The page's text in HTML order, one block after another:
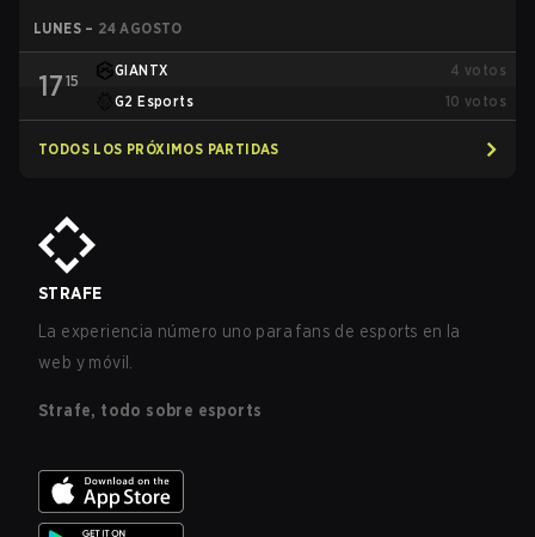
LUNES – 24 AGOSTO
17 15
GIANTX 4 votos
G2 Esports
10 votos
TODOS LOS PRÓXIMOS PARTIDAS
STRAFE
La experiencia número uno para fans de esports en la
web y móvil.
Strafe, todo sobre esports